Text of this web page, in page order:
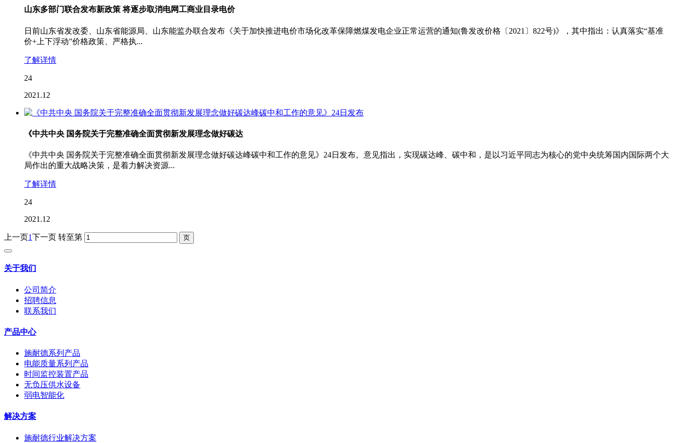
山东多部门联合发布新政策 将逐步取消电网工商业目录电价
日前山东省发改委、山东省能源局、山东能监办联合发布《关于加快推进电价市场化改革保障燃煤发电企业正常运营的通知(鲁发改价格〔2021〕822号)》，其中指出：认真落实“基准
价+上下浮动”价格政策、严格执...
了解详情
24
2021.12
《中共中央 国务院关于完整准确全面贯彻新发展理念做好碳达
《中共中央 国务院关于完整准确全面贯彻新发展理念做好碳达峰碳中和工作的意见》24日发布。意见指出，实现碳达峰、碳中和，是以习近平同志为核心的党中央统筹国内国际两个大
局作出的重大战略决策，是着力解决资源...
了解详情
24
2021.12
上一页1下一页 转至第
关于我们
公司简介
招聘信息
联系我们
产品中心
施耐德系列产品
电能质量系列产品
时间监控装置产品
无负压供水设备
弱电智能化
解决方案
施耐德行业解决方案